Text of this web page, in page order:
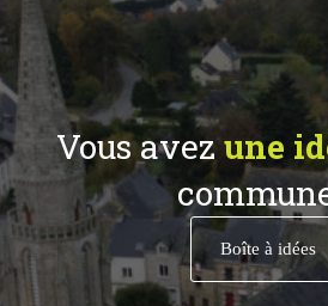
Vous avezune
Boîte à idées